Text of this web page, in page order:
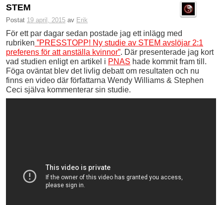
STEM
Postat 19 april, 2015 av Erik
För ett par dagar sedan postade jag ett inlägg med
rubriken ”PRESSTOPP! Ny studie av STEM avslöjar 2:1
preferens för att anställa kvinnor”. Där presenterade jag kort
vad studien enligt en artikel i PNAS hade kommit fram till.
Föga oväntat blev det livlig debatt om resultaten och nu
finns en video där författarna Wendy Williams & Stephen
Ceci själva kommenterar sin studie.